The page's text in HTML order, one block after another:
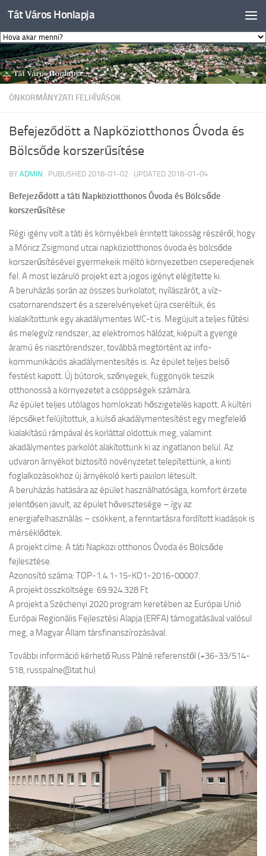
Skip to content
Tát Város Honlapja
ÖNKORMÁNYZATI FELHÍVÁSOK
Befejeződött a Napköziotthonos Óvoda és
Bölcsőde korszerűsítése
BY ADMIN · PUBLISHED 2018-01-02 · UPDATED 2018-01-04
Befejeződött a táti Napköziotthonos Óvoda és Bölcsőde
korszerűsítése
Régi igény volt a táti és környékbeli érintett lakosság részéről, hogy
a Móricz Zsigmond utcai napköziotthonos óvoda és bölcsőde
korszerűsítésével gyermekeik méltó környezetben cseperedjenek
fel. A most lezáruló projekt ezt a jogos igényt elégítette ki.
A beruházás során az összes burkolatot, nyílászárót, a víz-
csatornarendszert és a szerelvényeket újra cseréltük, és
kialakítottunk egy akadálymentes WC-t is. Megújult a teljes fűtési
és melegvíz rendszer, az elektromos hálózat, kiépült a gyenge
áramú és riasztórendszer, továbbá megtörtént az info-
kommunikációs akadálymentesítés is. Az épület teljes belső
festést kapott. Új bútorok, szőnyegek, függönyök teszik
otthonossá a környezetet a csöppségek számára.
Az épület teljes utólagos homlokzati hőszigetelés kapott. A kültéri
lépcsőket felújítottuk, a külső akadálymentesítést egy megfelelő
kialakítású rámpával és korláttal oldottuk meg, valamint
akadálymentes parkolót alakítottunk ki az ingatlanon belül. Az
udvaron árnyékot biztosító növényzetet telepítettünk, a kinti
foglalkozásokhoz új árnyékoló kerti pavilon létesült.
A beruházás hatására az épület használhatósága, komfort érzete
jelentősen javult, az épület hővesztesége – így az
energiafelhasználás – csökkent, a fenntartásra fordított kiadások is
mérséklődtek.
A projekt címe: A táti Napközi otthonos Óvoda és Bölcsőde
fejlesztése.
Azonosító száma: TOP-1.4.1-15-KO1-2016-00007.
A projekt összköltsége: 69.924.328 Ft
A projekt a Széchenyi 2020 program keretében az Európai Unió
Európai Regionális Fejlesztési Alapja (ERFA) támogatásával valósul
meg, a Magyar Állam társfinanszírozásával.
További információ kérhető Russ Pálné referenstől (+36-33/514-
518, russpalne@tat.hu)